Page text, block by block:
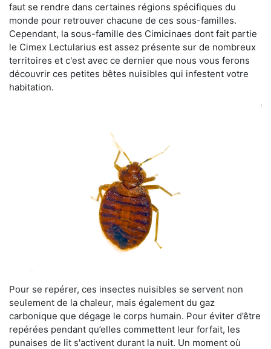
faut se rendre dans certaines régions spécifiques du
monde pour retrouver chacune de ces sous-familles.
Cependant, la sous-famille des Cimicinaes dont fait partie
le Cimex Lectularius est assez présente sur de nombreux
territoires et c'est avec ce dernier que nous vous ferons
découvrir ces petites bêtes nuisibles qui infestent votre
habitation.
Pour se repérer, ces insectes nuisibles se servent non
seulement de la chaleur, mais également du gaz
carbonique que dégage le corps humain. Pour éviter d’être
repérées pendant qu’elles commettent leur forfait, les
punaises de lit s'activent durant la nuit. Un moment où